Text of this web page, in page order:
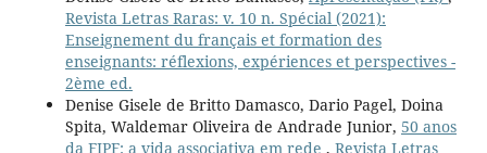
Revista Letras Raras: v. 10 n. Spécial (2021):
Enseignement du français et formation des
enseignants: réflexions, expériences et perspectives -
2ème ed.
Denise Gisele de Britto Damasco, Dario Pagel, Doina
Spita, Waldemar Oliveira de Andrade Junior, 50 anos
da FIPF: a vida associativa em rede , Revista Letras